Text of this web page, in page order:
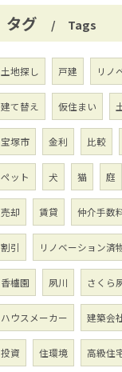
タグ Tags
土地探し 戸建 リノ
建て替え 仮住まい
宝塚市 金利 比較
ペット 犬 猫 庭
売却 賃貸 仲介手数
割引 リノベーション済
香櫨園 夙川 さくら
ハウスメーカー 建築会
投資 住環境 高級住